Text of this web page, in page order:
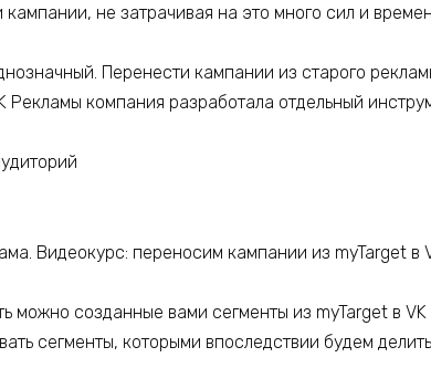
кампании, не затрачивая на это много сил и
Перенести кампании из старого
Рекламы компания разработала отдельный
можно созданные вами сегменты из myTarget в
сегменты, которыми впоследствии будем